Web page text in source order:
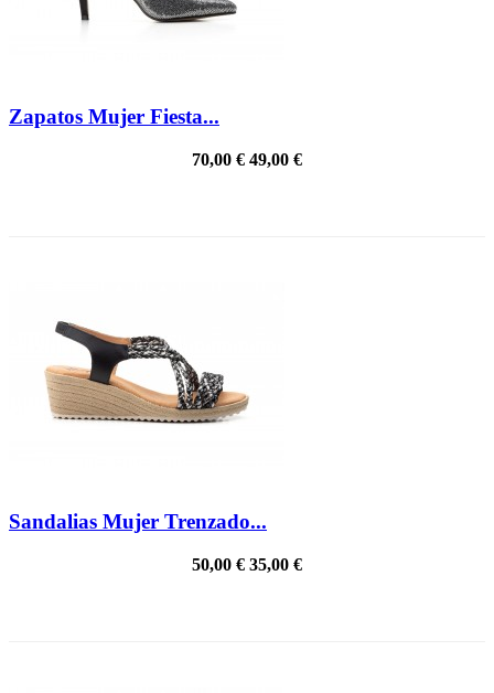
Zapatos Mujer Fiesta...
70,00 € 49,00 €
Sandalias Mujer Trenzado...
50,00 € 35,00 €